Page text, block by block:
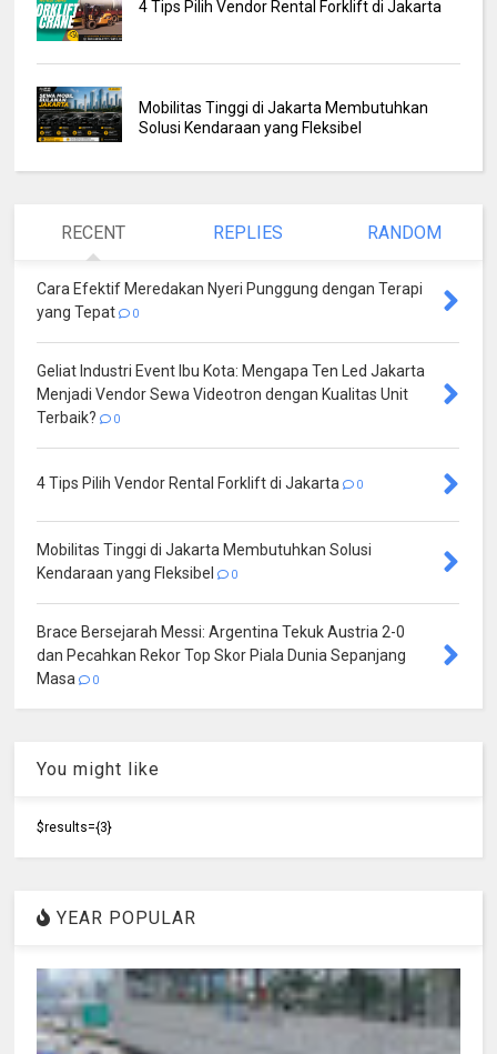
4 Tips Pilih Vendor Rental Forklift di Jakarta
Mobilitas Tinggi di Jakarta Membutuhkan
Solusi Kendaraan yang Fleksibel
RECENT REPLIES RANDOM
Cara Efektif Meredakan Nyeri Punggung dengan Terapi
yang Tepat
0
Geliat Industri Event Ibu Kota: Mengapa Ten Led Jakarta
Menjadi Vendor Sewa Videotron dengan Kualitas Unit
Terbaik?
0
4 Tips Pilih Vendor Rental Forklift di Jakarta 0
Mobilitas Tinggi di Jakarta Membutuhkan Solusi
Kendaraan yang Fleksibel
0
Brace Bersejarah Messi: Argentina Tekuk Austria 2-0
dan Pecahkan Rekor Top Skor Piala Dunia Sepanjang
Masa
0
You might like
$results={3}
YEAR POPULAR